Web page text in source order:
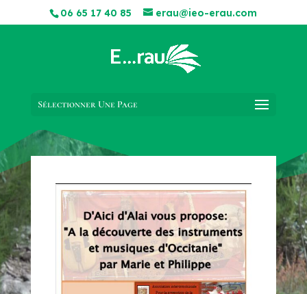
06 65 17 40 85 erau@ieo-erau.com
Sélectionner Une Page